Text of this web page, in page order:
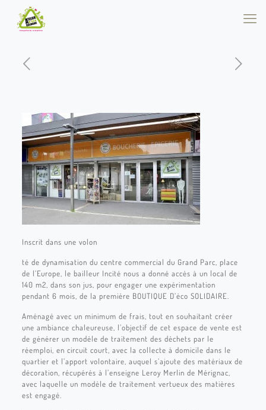
Inscrit dans une volon
té de dynamisation du centre commercial du Grand Parc, place
de l’Europe, le bailleur Incité nous a donné accès à un local de
140 m2, dans son jus, pour engager une expérimentation
pendant 6 mois, de la première BOUTIQUE D’éco SOLIDAIRE.
Aménagé avec un minimum de frais, tout en souhaitant créer
une ambiance chaleureuse, l’objectif de cet espace de vente est
de générer un modèle de traitement des déchets par le
réemploi, en circuit court, avec la collecte à domicile dans le
quartier et l’apport volontaire, auquel s’ajoute des matériaux de
décoration, récupérés à l’enseigne Leroy Merlin de Mérignac,
avec laquelle un modèle de traitement vertueux des matières
est engagé.